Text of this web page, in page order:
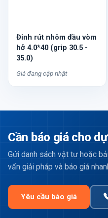
Đinh rút nhôm đầu vòm
hở 4.0*40 (grip 30.5 -
35.0)
Giá đang cập nhật
Cần báo giá cho
Gửi danh sách vật tư hoặc
vấn giải pháp và báo giá
Yêu cầu báo giá